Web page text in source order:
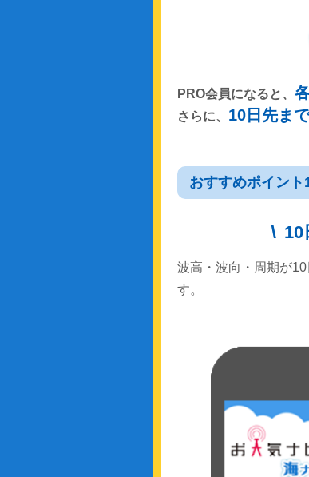
PRO会員になると、
さらに、 10日先ま
おすすめポイント
10
波高・波向・周期が
す。